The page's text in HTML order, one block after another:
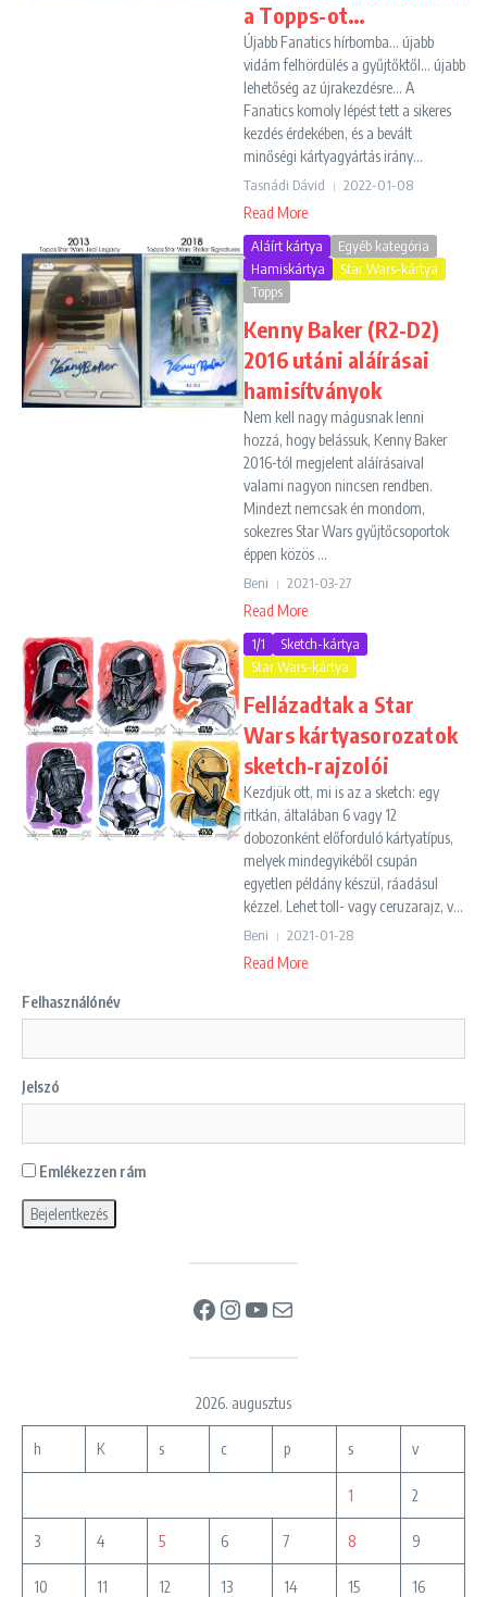
a Topps-ot…
Újabb Fanatics hírbomba... újabb
vidám felhördülés a gyűjtőktől... újabb
lehetőség az újrakezdésre... A
Fanatics komoly lépést tett a sikeres
kezdés érdekében, és a bevált
minőségi kártyagyártás irány...
Tasnádi Dávid 2022-01-08
Read More
Aláírt kártya
Egyéb kategória
Hamiskártya
Star Wars-kártya
Topps
Kenny Baker (R2-D2)
2016 utáni aláírásai
hamisítványok
Nem kell nagy mágusnak lenni
hozzá, hogy belássuk, Kenny Baker
2016-tól megjelent aláírásaival
valami nagyon nincsen rendben.
Mindezt nemcsak én mondom,
sokezres Star Wars gyűjtőcsoportok
éppen közös ...
Beni 2021-03-27
Read More
1/1
Sketch-kártya
Star Wars-kártya
Fellázadtak a Star
Wars kártyasorozatok
sketch-rajzolói
Kezdjük ott, mi is az a sketch: egy
ritkán, általában 6 vagy 12
dobozonként előforduló kártyatípus,
melyek mindegyikéből csupán
egyetlen példány készül, ráadásul
kézzel. Lehet toll- vagy ceruzarajz, v...
Beni 2021-01-28
Read More
Felhasználónév
Jelszó
Emlékezzen rám
Facebook
Instagram
YouTube
Mail
2026. augusztus
h K s c p s v
1 2
3 4 5 6 7 8 9
10 11 12 13 14 15 16